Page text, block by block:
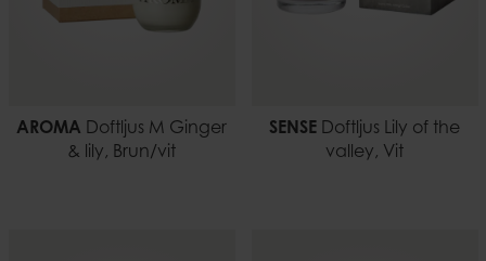
AROMA Doftljus M Ginger
& lily, Brun/vit
SENSE Doftljus Lily of the
valley, Vit